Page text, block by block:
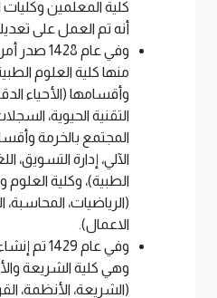
كلية المعلمين وكليات
أنه تم العمل على
وفي عام
منها كلية العلوم
وأقسامها (الأحياء
التقنية الحيوية،
المجتمع بالخرمة
الآلي، إدارة التسويق،
الطبية)، وكلية العلوم
(الرياضيات، المحاسبة،
الاعمال).
وفي عام
وهي كلية الشريعة
(الشريعة، الأنظمة،